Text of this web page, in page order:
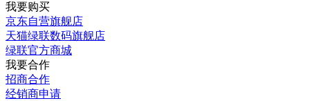
我要购买
京东自营旗舰店
天猫绿联数码旗舰店
绿联官方商城
我要合作
招商合作
经销商申请